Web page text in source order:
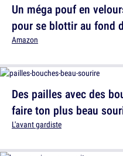
Des pailles avec des
faire ton plus beau
L'avant gardiste
Un méga pouf en
pour se blottir au fond
Amazon